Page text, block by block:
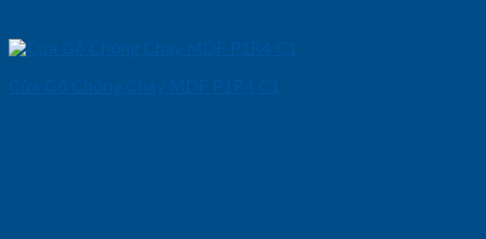
Cửa Gỗ Chống Cháy MDF P1R4 C1